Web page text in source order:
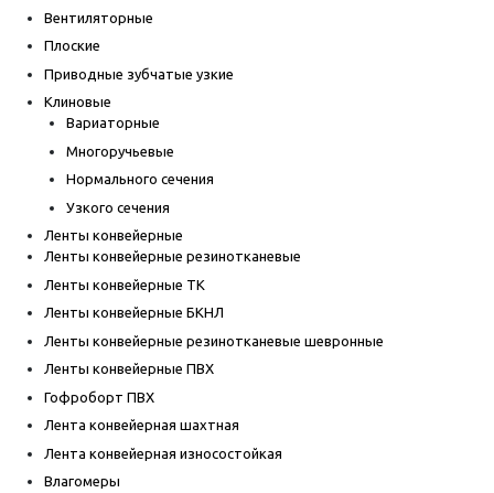
Вентиляторные
Плоские
Приводные зубчатые узкие
Клиновые
Вариаторные
Многоручьевые
Нормального сечения
Узкого сечения
Ленты конвейерные
Ленты конвейерные резинотканевые
Ленты конвейерные ТК
Ленты конвейерные БКНЛ
Ленты конвейерные резинотканевые шевронные
Ленты конвейерные ПВХ
Гофроборт ПВХ
Лента конвейерная шахтная
Лента конвейерная износостойкая
Влагомеры